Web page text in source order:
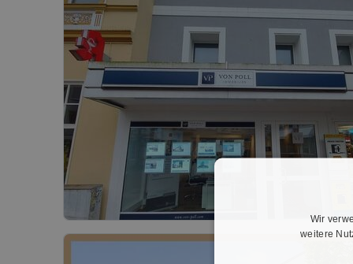
Wir
weitere